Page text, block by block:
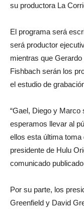
su productora La
El programa será
será productor
mientras que
Fishbach serán los
el estudio de
“Gael, Diego y
esperamos llevar al
ellos esta última toma
presidente de Hulu
comunicado
Por su parte, los
Greenfield y David